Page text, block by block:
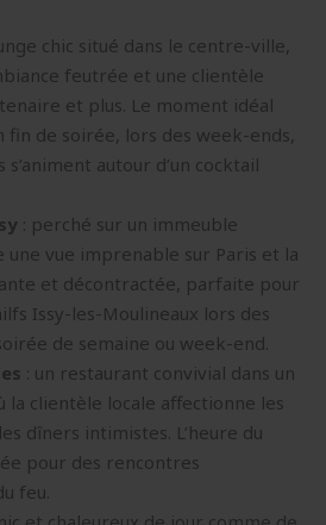
chic situé dans le centre-ville,
feutrée et une clientèle
et plus. Le moment idéal
fin de soirée, lors des week-ends,
s’animent autour d’un cocktail
: perché sur un immeuble
une vue imprenable sur Paris et la
et décontractée, parfaite pour
Issy-les-Moulineaux lors des
de semaine ou week-end.
: un restaurant convivial dans un
la clientèle locale affectionne les
dîners intimistes. L’heure du
pour des rencontres
feu.